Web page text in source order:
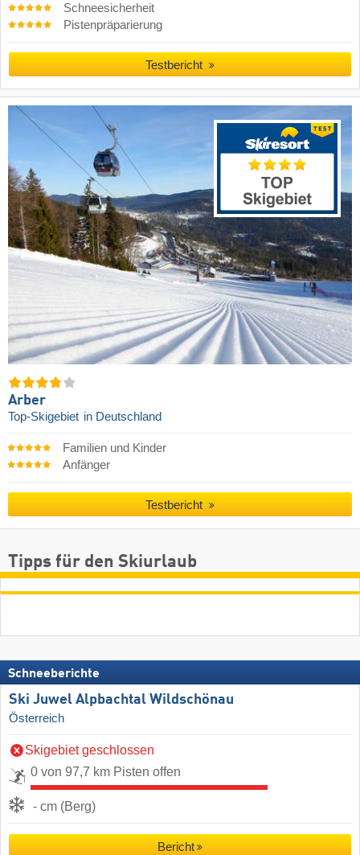
Schneesicherheit
Pistenpräparierung
Testbericht
Arber
Top-Skigebiet in Deutschland
Familien und Kinder
Anfänger
Testbericht
Tipps für den Skiurlaub
Schneeberichte
Ski Juwel Alpbachtal Wildschönau
Österreich
Skigebiet geschlossen
0 von 97,7 km Pisten offen
- cm (Berg)
Bericht